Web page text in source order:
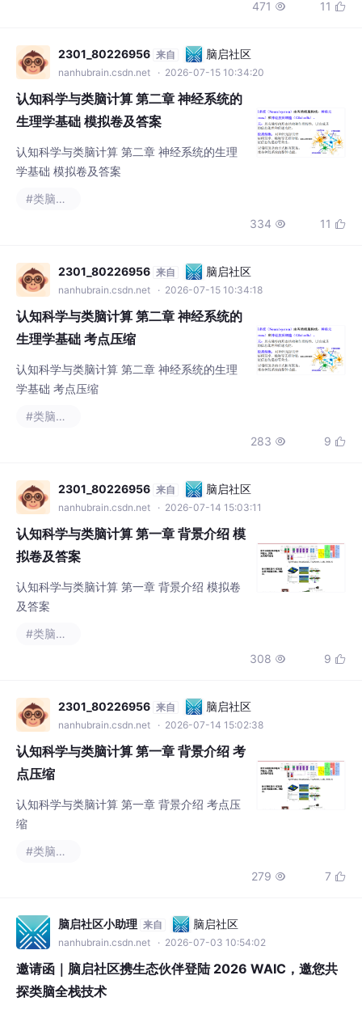
471  11 
2301_80226956 来自 脑启社区
nanhubrain.csdn.net · 2026-07-15 10:34:20
认知科学与类脑计算 第二章 神经系统的
生理学基础 模拟卷及答案
认知科学与类脑计算 第二章 神经系统的生理
学基础 模拟卷及答案
#类脑计算
334  11 
2301_80226956 来自 脑启社区
nanhubrain.csdn.net · 2026-07-15 10:34:18
认知科学与类脑计算 第二章 神经系统的
生理学基础 考点压缩
认知科学与类脑计算 第二章 神经系统的生理
学基础 考点压缩
#类脑计算
283  9 
2301_80226956 来自 脑启社区
nanhubrain.csdn.net · 2026-07-14 15:03:11
认知科学与类脑计算 第一章 背景介绍 模
拟卷及答案
认知科学与类脑计算 第一章 背景介绍 模拟卷
及答案
#类脑计算
308  9 
2301_80226956 来自 脑启社区
nanhubrain.csdn.net · 2026-07-14 15:02:38
认知科学与类脑计算 第一章 背景介绍 考
点压缩
认知科学与类脑计算 第一章 背景介绍 考点压
缩
#类脑计算
279  7 
脑启社区小助理 来自 脑启社区
nanhubrain.csdn.net · 2026-07-03 10:54:02
邀请函｜脑启社区携生态伙伴登陆 2026 WAIC，邀您共
探类脑全栈技术